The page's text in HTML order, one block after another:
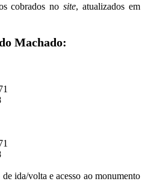
cobrados nosite, atualizados em
Machado:
ida/volta e acesso ao monumento